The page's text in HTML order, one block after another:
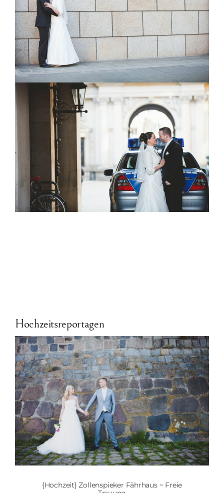
Hochzeitsreportagen
{Hochzeit} Zollenspieker Fährhaus ~ Freie